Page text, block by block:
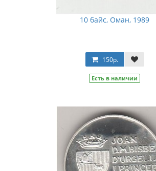
10 байс, Оман, 1989
150р.
Есть в наличии